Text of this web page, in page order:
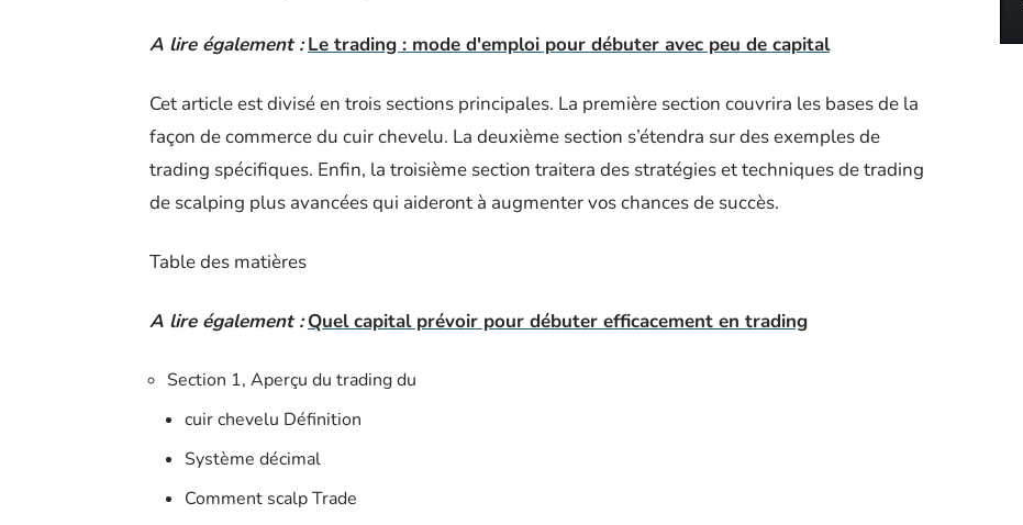
A lire également : Le trading : mode d'emploi pour débuter avec peu de capital
Cet article est divisé en trois sections principales. La première section couvrira les bases de la
façon de commerce du cuir chevelu. La deuxième section s’étendra sur des exemples de
trading spécifiques. Enfin, la troisième section traitera des stratégies et techniques de trading
de scalping plus avancées qui aideront à augmenter vos chances de succès.
Table des matières
A lire également : Quel capital prévoir pour débuter efficacement en trading
Section 1, Aperçu du trading du
cuir chevelu Définition
Système décimal
Comment scalp Trade